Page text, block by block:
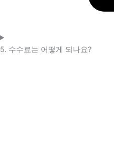
5. 수수료는 어떻게 되나요?